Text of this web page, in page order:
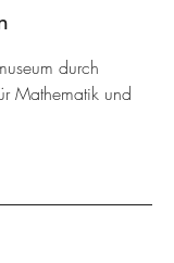
durch
Mathematik und